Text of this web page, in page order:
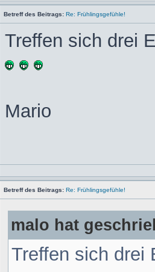
Betreff des Beitrags: Re: Frühlingsgefühle!
Treffen sich drei
Mario
Betreff des Beitrags: Re: Frühlingsgefühle!
malo hat
Treffen sich drei